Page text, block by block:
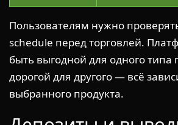
Пользователям нужно
schedule перед торговлей.
быть выгодной для одного типа
дорогой для другого — всё
выбранного продукта.